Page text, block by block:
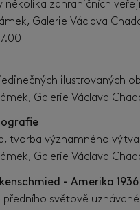
několika zahraničních
Galerie Václava
ilustrovaných
Galerie Václava
tvorba významného
Galerie Václava
- Amerika
předního světově